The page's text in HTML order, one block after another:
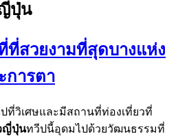
ปุ่น
สวยงามที่สุดบางแห่ง
การตา
ปที่วิเศษและมีสถานที่ท่องเที่ยวที่
ญี่ปุ่นทวีปนี้อุดมไปด้วยวัฒนธรรมที่